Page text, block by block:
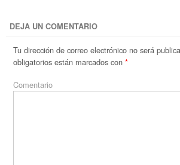
DEJA UN COMENTARIO
Tu dirección de correo electrónico no será
obligatorios están marcados con*
Comentario